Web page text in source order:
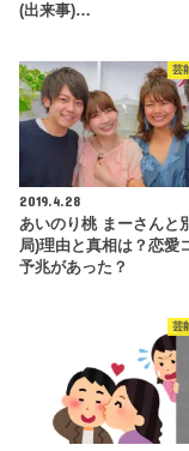
(出来事)…
芸
2019.4.28
あいのり桃 まーさんと
局)理由と真相は？恋愛
予兆があった？
芸